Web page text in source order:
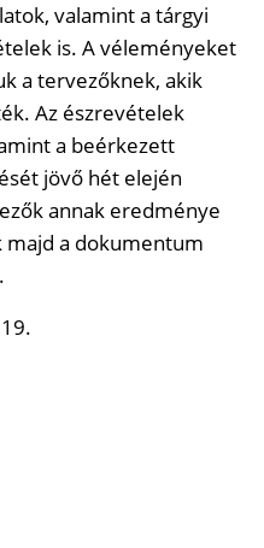
valamint a tárgyi
is. A véleményeket
a tervezőknek, akik
Az észrevételek
a beérkezett
jövő hét elején
annak eredménye
majd a dokumentum